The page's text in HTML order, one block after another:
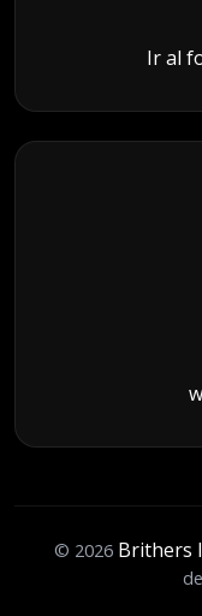
Ir al
© 2026 Brithers